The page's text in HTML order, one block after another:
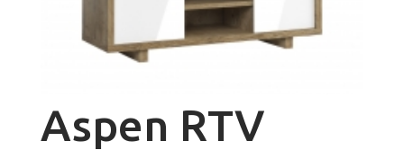
Aspen RTV